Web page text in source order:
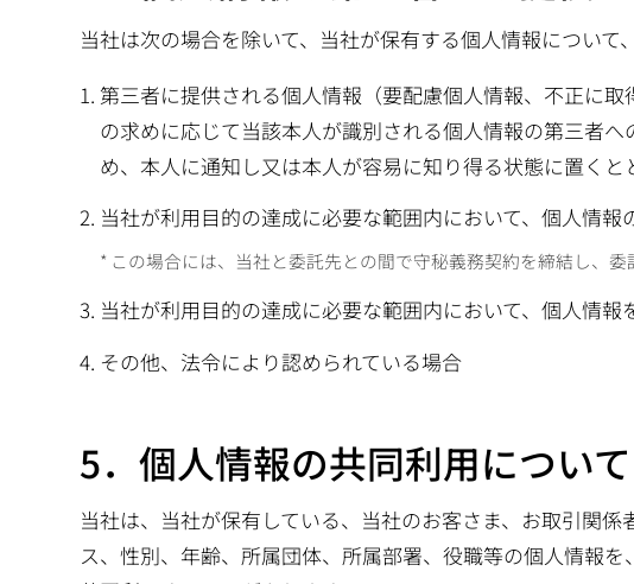
当社は次の場合を除いて、当社が保有する個人情報について
第三者に提供される個人情報（要配慮個人情報、不正に
の求めに応じて当該本人が識別される個人情報の第三者
め、本人に通知し又は本人が容易に知り得る状態に置く
当社が利用目的の達成に必要な範囲内において、個人情
この場合には、当社と委託先との間で守秘義務契約を締結し、委
当社が利用目的の達成に必要な範囲内において、個人情
その他、法令により認められている場合
5．個人情報の共同利用について
当社は、当社が保有している、当社のお客さま、お取引関
ス、性別、年齢、所属団体、所属部署、役職等の個人情報